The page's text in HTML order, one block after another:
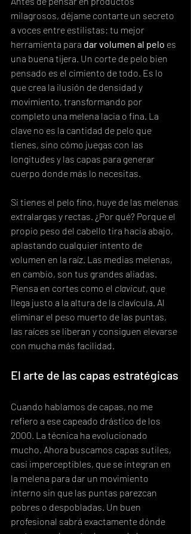
milagrosos, déjame contarte un secreto
a voces entre estilistas: tu mejor
herramienta para dar volumen al pelo es
una buena tijera. Un corte de pelo bien
pensado es el cimiento de todo. Es lo
que crea la ilusión de densidad y
movimiento, transformando por
completo una melena lacia o fina. La
clave no es la cantidad de pelo que
tienes, sino cómo juegas con las
longitudes y las capas para generar
cuerpo donde más lo necesitas.
Si tienes el pelo fino, huye de las melenas
extralargas y rectas. ¿Por qué? Porque el
propio peso del cabello tira hacia abajo,
aplastando cualquier intento de
volumen en la raíz. Las medias melenas,
en cambio, son tus grandes aliadas.
Piensa en cortes como el clavicut, que
llega justo a la altura de la clavícula. Al
eliminar el peso muerto de las puntas,
las raíces se liberan y consiguen elevarse
con mucha más facilidad.
El arte de las capas estratégicas
Cuando hablamos de capas, no me
refiero a ese capeado drástico de los
2000. La técnica ha evolucionado
mucho. Ahora buscamos capas sutiles,
casi imperceptibles, que se integran en
la melena para dar un movimiento
interno sin que las puntas parezcan
pobres o despobladas. Un buen
profesional sabrá exactamente dónde